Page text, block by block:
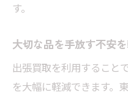
す。
大切な品を手放す不安
出張買取を利用すること
を大幅に軽減できます。